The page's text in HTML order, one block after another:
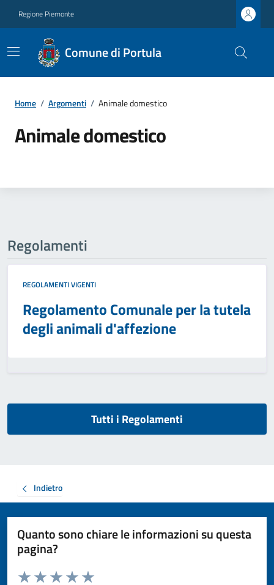
Regione Piemonte
Comune di Portula
Home / Argomenti / Animale domestico
Animale domestico
Regolamenti
REGOLAMENTI VIGENTI
Regolamento Comunale per la tutela
degli animali d'affezione
Tutti i Regolamenti
Indietro
Quanto sono chiare le informazioni su questa
pagina?
Valuta da 1 a 5 stelle la pagina